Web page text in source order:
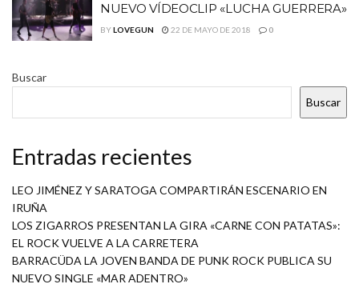
NUEVO VÍDEOCLIP «LUCHA GUERRERA»
BYLOVEGUN 22 DE MAYO DE 2018 0
Buscar
Buscar
Entradas recientes
LEO JIMÉNEZ Y SARATOGA COMPARTIRÁN ESCENARIO EN
IRUÑA
LOS ZIGARROS PRESENTAN LA GIRA «CARNE CON PATATAS»:
EL ROCK VUELVE A LA CARRETERA
BARRACÜDA LA JOVEN BANDA DE PUNK ROCK PUBLICA SU
NUEVO SINGLE «MAR ADENTRO»